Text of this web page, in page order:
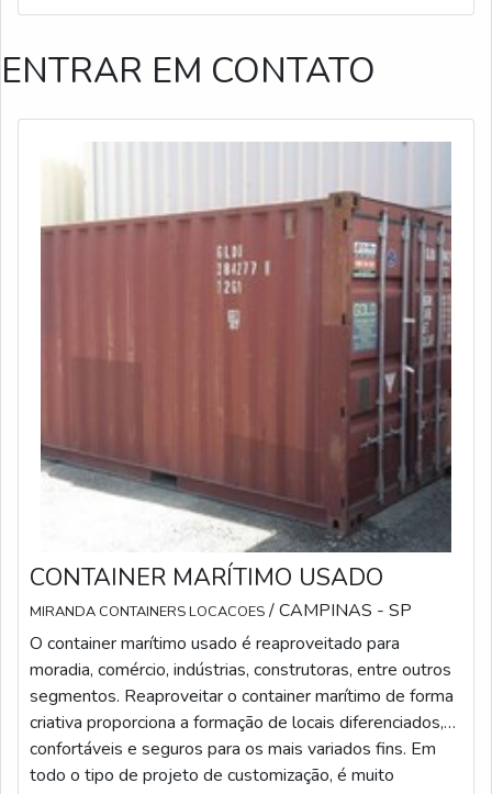
ENTRAR EM CONTATO
CONTAINER MARÍTIMO USADO
MIRANDA CONTAINERS LOCACOES/ CAMPINAS - SP
O container marítimo usado é reaproveitado para
moradia, comércio, indústrias, construtoras, entre outros
segmentos. Reaproveitar o container marítimo de forma
criativa proporciona a formação de locais diferenciados,
confortáveis e seguros para os mais variados fins. Em
todo o tipo de projeto de customização, é muito